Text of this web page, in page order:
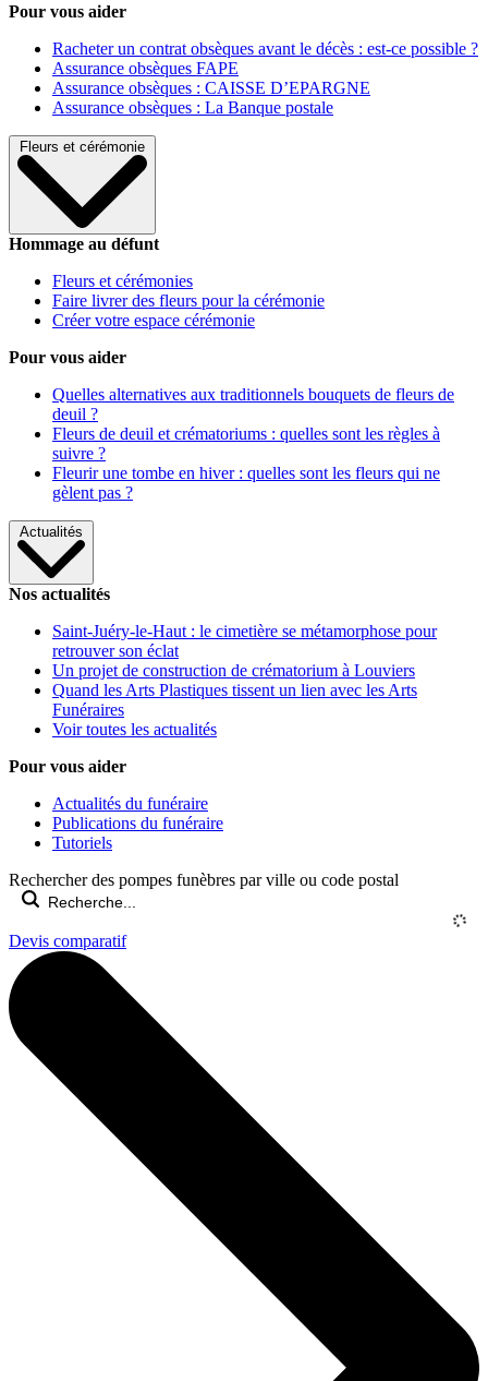
Pour vous aider
Racheter un contrat obsèques avant le décès : est-ce possible ?
Assurance obsèques FAPE
Assurance obsèques : CAISSE D’EPARGNE
Assurance obsèques : La Banque postale
Fleurs et cérémonie
Hommage au défunt
Fleurs et cérémonies
Faire livrer des fleurs pour la cérémonie
Créer votre espace cérémonie
Pour vous aider
Quelles alternatives aux traditionnels bouquets de fleurs de
deuil ?
Fleurs de deuil et crématoriums : quelles sont les règles à
suivre ?
Fleurir une tombe en hiver : quelles sont les fleurs qui ne
gèlent pas ?
Actualités
Nos actualités
Saint-Juéry-le-Haut : le cimetière se métamorphose pour
retrouver son éclat
Un projet de construction de crématorium à Louviers
Quand les Arts Plastiques tissent un lien avec les Arts
Funéraires
Voir toutes les actualités
Pour vous aider
Actualités du funéraire
Publications du funéraire
Tutoriels
Rechercher des pompes funèbres par ville ou code postal
Devis comparatif